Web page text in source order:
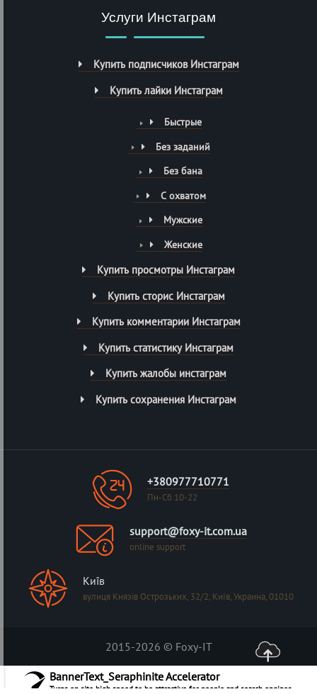
Услуги Инстаграм
Купить подписчиков Инстаграм
Купить лайки Инстаграм
Быстрые
Без заданий
Без бана
С охватом
Мужские
Женские
Купить просмотры Инстаграм
Купить сторис Инстаграм
Купить комментарии Инстаграм
Купить статистику Инстаграм
Купить жалобы инстаграм
Купить сохранения Инстаграм
+380977710771
Пн-Сб 10-22
support@foxy-it.com.ua
online support
Київ
вулиця Князів Острозьких, 32/2, Київ, Украина, 01010
2015-2026 © Foxy-IT
BannerText_Seraphinite Accelerator
Turns on site high speed to be attractive for people and search engines.